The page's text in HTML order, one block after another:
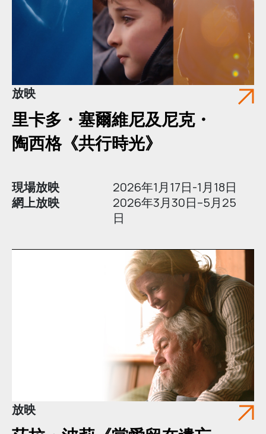
放映
里卡多・塞爾維尼及尼克・
陶西格《共行時光》
現場放映
2026年1月17日-1月18日
網上放映
2026年3月30日–5月25
日
放映